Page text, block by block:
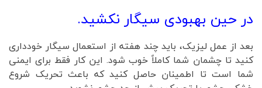
در حین بهبودی سیگار نکشید.
بعد از عمل لیزیک، باید چند هفته از استعمال سیگار خودداری
کنید تا چشمان شما کاملاً خوب شود. این کار فقط برای ایمنی
شما است تا اطمینان حاصل کنید که باعث تحریک شروع